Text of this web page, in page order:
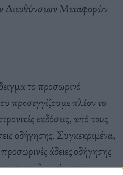
Διευθύνσεων Μεταφορών
το προσωρινό
προσεγγίζουμε πλέον το
εκδόσεις, από τους
οδήγησης. Συγκεκριμένα,
άδειες οδήγησης
επαγγελματίες που